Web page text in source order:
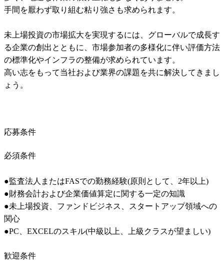
手間を厭わず取り組む粘り強さも求められます。
未上場投資の市場拡大を実現するには、グローバルで成長す
る企業の創出とともに、市場参加者の多様化に伴い評価方法
の標準化やインフラの整備が求められています。
高い志をもって当社および業界の課題を共に解決してきまし
応募条件
必須条件
●監査法人またはFASでの勤務経験(原則として、2年以上)
●財務会計および企業価値算定に関する一定の知識
●未上場投資、ファンドビジネス、スタートアップ領域への
関心
●PC、EXCELのスキル(中級以上、上級クラスが望ましい)
歓迎条件